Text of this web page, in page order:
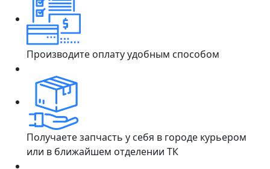
Производите оплату удобным способом
Получаете запчасть у себя в городе курьером
или в ближайшем отделении ТК